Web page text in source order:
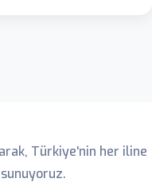
Türkiye'nin her iline